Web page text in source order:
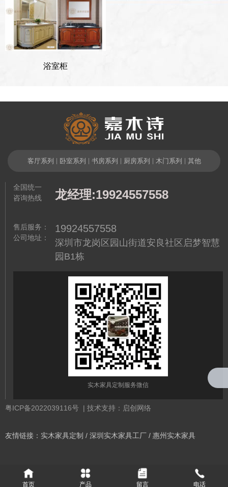
浴室柜
客厅系列 卧室系列 书房系列 厨房系列 木门系列 其他
全国统一
咨询热线
售后服务：
公司地址：
龙经理:19924557558
19924557558
深圳市龙岗区园山街道安良社区启梦智慧
园B1栋
实木家具定制服务微信
粤ICP备2022039116号 | 技术支持：启创网络
友情链接： 实木家具定制 / 深圳实木家具工厂 / 惠州实木家具
首页 产品 留言 电话